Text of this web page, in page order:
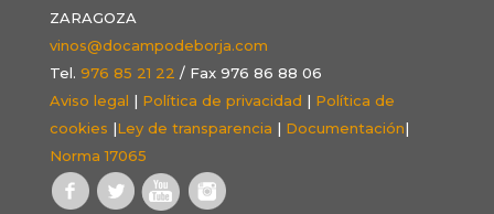
ZARAGOZA
vinos@docampodeborja.com
Tel. 976 85 21 22 / Fax 976 86 88 06
Aviso legal | Política de privacidad | Política de
cookies |Ley de transparencia | Documentación|
Norma 17065